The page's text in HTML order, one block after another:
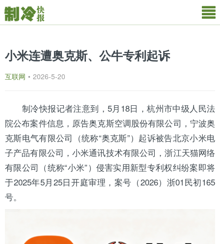
小米连遭奥克斯、公牛专利起诉
互联网 • 2026-5-20
制冷快报记者注意到，5月18日，杭州市中级人民法
院公布案件信息，原告奥克斯空调股份有限公司，宁波奥
克斯电气有限公司（统称“奥克斯”）起诉被告北京小米电
子产品有限公司，小米通讯技术有限公司，浙江天猫网络
有限公司（统称“小米”）侵害实用新型专利权纠纷案即将
于2025年5月25日开庭审理，案号（2026）浙01民初165
号。